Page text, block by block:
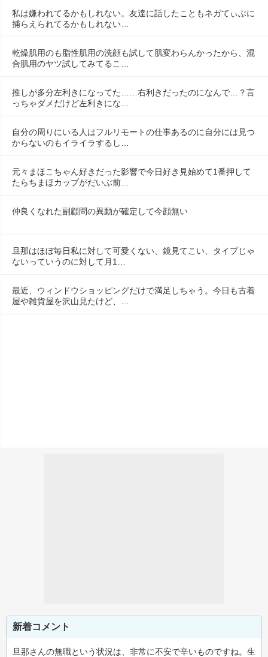
私は嫌われてるかもしれない。友達に話したこともネガてぃぶに
捕らえられてるかもしれない…
乾燥肌用のも脂性肌用の洗顔も試して肌変わらんかったから、混
合肌用のヤツ試してみてるこ…
推しが多分左利きになってた……右利きだったのになんで…？言
っちゃダメだけど左利きにな…
自分の周りにいる人はフルリモートの仕事あるのに自分には見つ
からないのもイライラするし…
元々まほこちゃん好きだった影響で今日好き見始めて1番押して
たらちまほカップがだいぶ前…
仲良くなれた副顧問の異動が確定して今顔無い
旦那はほぼ毎日私に対して可愛くない、鏡見てこい、タイプじゃ
ないっていうのに対して月1…
最近、ウィンドウショッピングだけで満足しちゃう。今日も古着
屋や雑貨屋を沢山見たけど、…
新着コメント
旦那さんの無職という状況は、非常に不安で辛いものですね。生